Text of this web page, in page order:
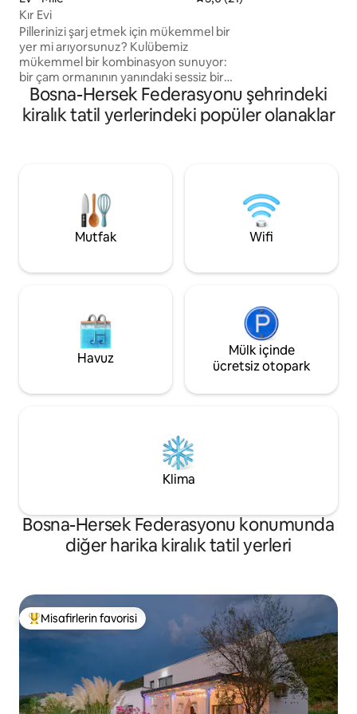
Kır Evi
Pillerinizi şarj etmek için mükemmel bir
yer mi arıyorsunuz? ​Kulübemiz
mükemmel bir kombinasyon sunuyor:
bir çam ormanının yanındaki sessiz bir
alanda yer alıyor ve aynı zamanda
balıkçılar, kürekçiler ve doğa severler için
bir cennet olan Pliva Gölleri'ne son
sandalyeleri ve daha fazlası. ​Keşfedin:
Mlinčići, Aşk Köprüsü, Pliva Gölleri, Jajce
Eski Şehri, Pliva Şelalesi, her şey
parmaklarınızın ucunda.
Tuvaletlerde
Bosna-Hersek Federasyonu şehrindeki
kiralık tatil yerlerindeki popüler olanaklar
Mutfak Wifi
Havuz
Mülk içinde
ücretsiz otopark
Klima
Bosna-Hersek Federasyonu konumunda
diğer harika kiralık tatil yerleri
Misafirlerin favorilerinden en beğenilenler arasında
Misafirlerin favorisi